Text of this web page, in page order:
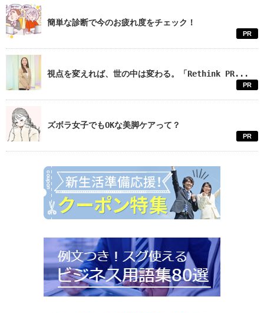
簡単な診断で今のお疲れ度をチェック！
PR
視点を変えれば、世の中は変わる。「Rethink PR...
PR
ズボラ女子でもOKな美脚ケアって？
PR